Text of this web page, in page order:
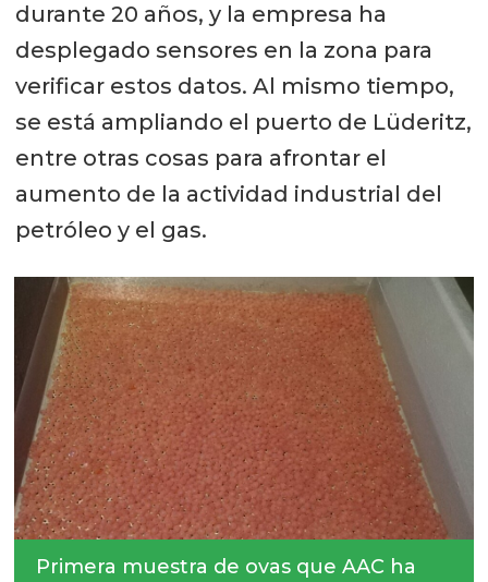
durante 20 años, y la empresa ha
desplegado sensores en la zona para
verificar estos datos. Al mismo tiempo,
se está ampliando el puerto de Lüderitz,
entre otras cosas para afrontar el
aumento de la actividad industrial del
petróleo y el gas.
Primera muestra de ovas que AAC ha